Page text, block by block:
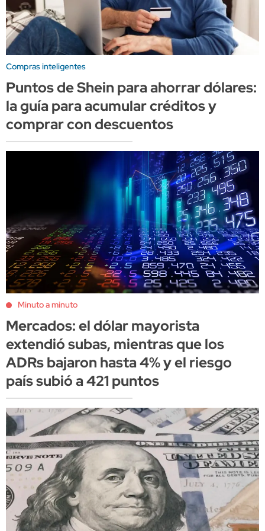
Compras inteligentes
Puntos de Shein para ahorrar dólares:
la guía para acumular créditos y
comprar con descuentos
Minuto a minuto
Mercados: el dólar mayorista
extendió subas, mientras que los
ADRs bajaron hasta 4% y el riesgo
país subió a 421 puntos